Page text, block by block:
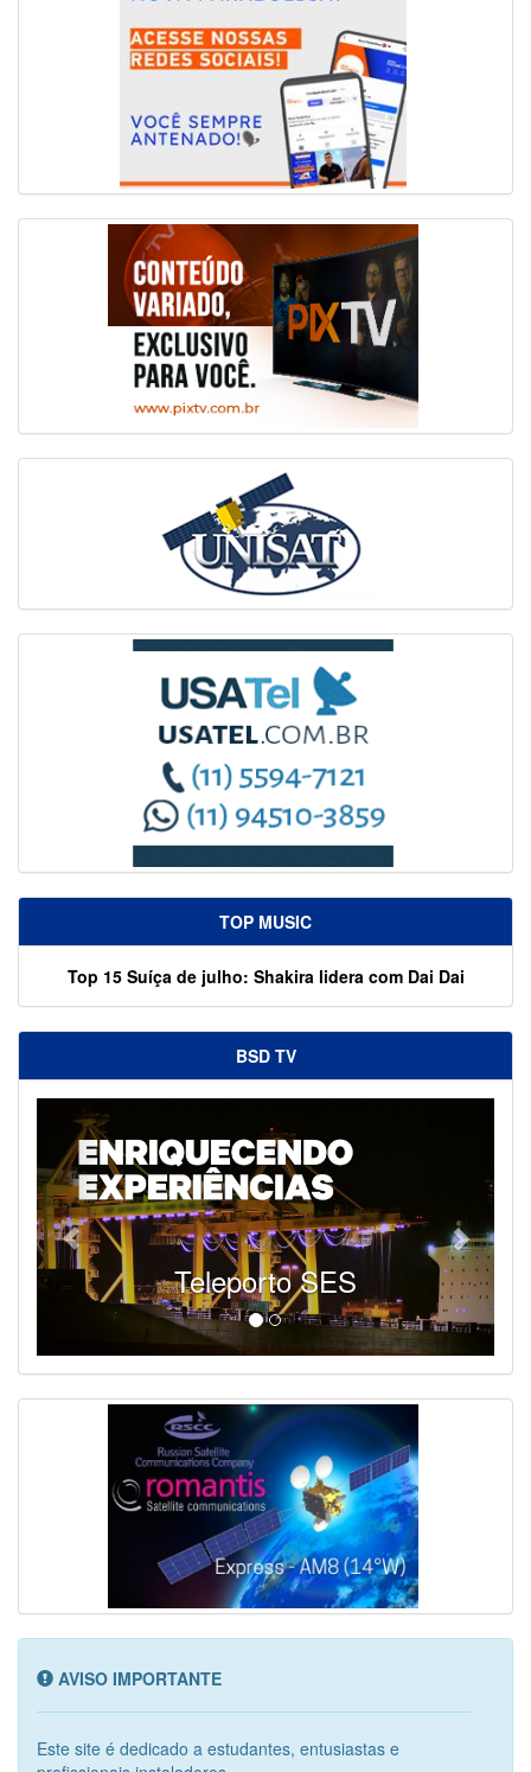
TOP MUSIC
Top 15 Suíça de julho: Shakira lidera com Dai Dai
BSD TV
Teleporto SES
AVISO IMPORTANTE
Este site é dedicado a estudantes, entusiastas e